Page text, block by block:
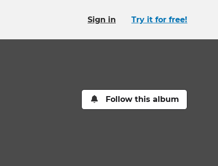
Sign in Try it for free!
Follow this album